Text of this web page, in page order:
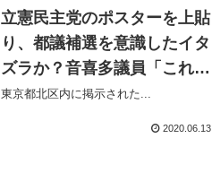
立憲民主党のポスターを上貼
り、都議補選を意識したイタ
ズラか？音喜多議員「これは
アグレッシブ過ぎ、やるなら
東京都北区内に掲示された...
2020.06.13